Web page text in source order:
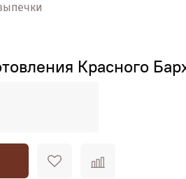
Красного